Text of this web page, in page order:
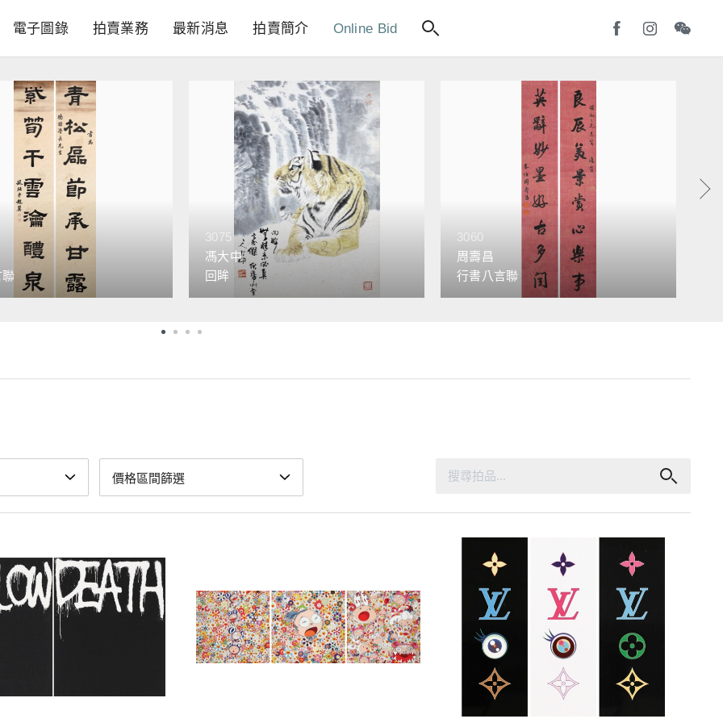
電子圖錄 拍賣業務 最新消息 拍賣簡介 Online Bid
聯
3075
馮大中
回眸
3060
周壽昌
行書八言聯